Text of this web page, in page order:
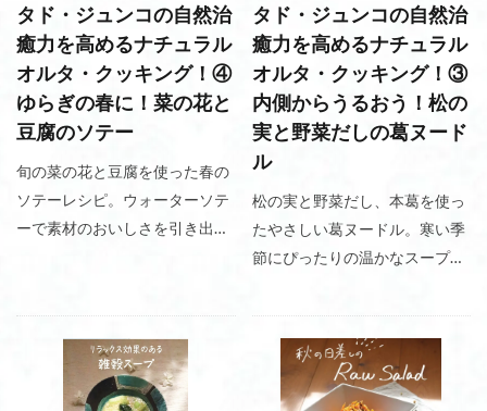
タド・ジュンコの自然治
癒力を高めるナチュラル
オルタ・クッキング！④
ゆらぎの春に！菜の花と
豆腐のソテー
旬の菜の花と豆腐を使った春の
ソテーレシピ。ウォーターソテ
ーで素材のおいしさを引き出
タド・ジュンコの自然治
癒力を高めるナチュラル
オルタ・クッキング！③
内側からうるおう！松の
実と野菜だしの葛ヌード
ル
松の実と野菜だし、本葛を使っ
たやさしい葛ヌードル。寒い季
節にぴったりの温かなスープ
レシピです。